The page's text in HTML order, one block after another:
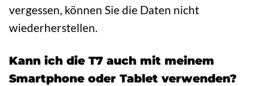
vergessen, können Sie die Daten nicht
wiederherstellen.
Kann ich die T7 auch mit meinem
Smartphone oder Tablet verwenden?